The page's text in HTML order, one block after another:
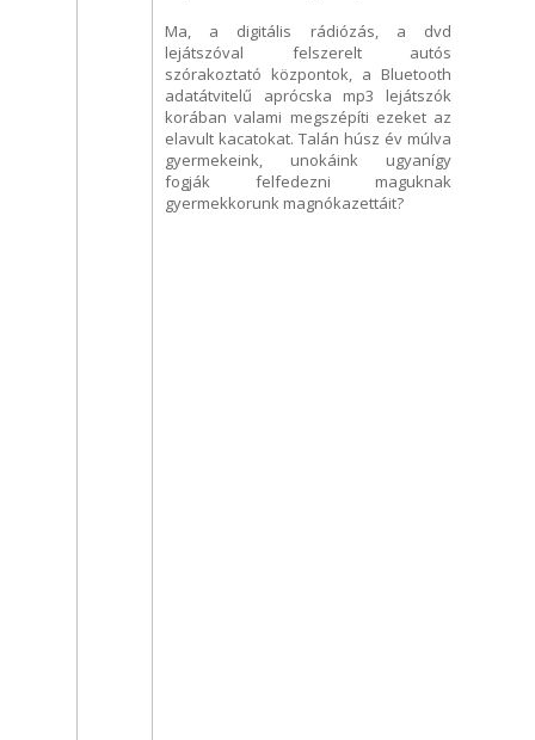
Ma, a digitális rádiózás, a dvd
lejátszóval felszerelt autós
szórakoztató központok, a Bluetooth
adatátvitelű aprócska mp3 lejátszók
korában valami megszépíti ezeket az
elavult kacatokat. Talán húsz év múlva
gyermekeink, unokáink ugyanígy
fogják felfedezni maguknak
gyermekkorunk magnókazettáit?